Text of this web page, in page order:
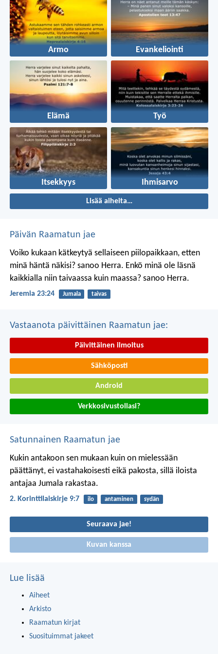
Armo Evankeliointi
Elämä Työ
Itsekkyys Ihmisarvo
Lisää aiheita…
Päivän Raamatun jae
Voiko kukaan kätkeytyä sellaiseen piilopaikkaan, etten
minä häntä näkisi? sanoo Herra. Enkö minä ole läsnä
kaikkialla niin taivaassa kuin maassa? sanoo Herra.
Jeremia 23:24 Jumala taivas
Vastaanota päivittäinen Raamatun jae:
Päivittäinen ilmoitus
Sähköposti
Android
Verkkosivustollasi?
Satunnainen Raamatun jae
Kukin antakoon sen mukaan kuin on mielessään
päättänyt, ei vastahakoisesti eikä pakosta, sillä iloista
antajaa Jumala rakastaa.
2. Korinttilaiskirje 9:7 ilo antaminen sydän
Seuraava jae!
Kuvan kanssa
Lue lisää
Aiheet
Arkisto
Raamatun kirjat
Suosituimmat jakeet